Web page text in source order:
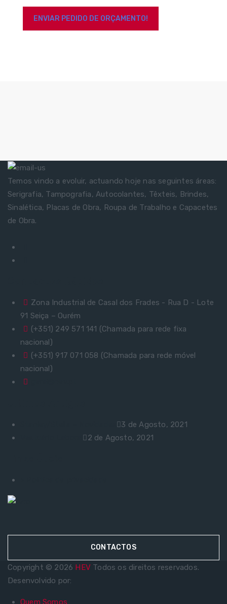
Temos vindo a evoluir, actuando hoje nas seguintes áreas:
Serigrafia, Tampografia, Autocolantes, Têxteis, Brindes,
Sinalética, Placas de Obra, Roupa de Trabalho e Capacetes
de Obra.
Zona Industrial de Casal dos Frades - Rua D - Lote
91 Seiça – Ourém
(+351) 249 571 141 (Chamada para rede fixa
nacional)
(+351) 917 071 058 (Chamada para rede móvel
nacional)
3 de Agosto, 2021
2 de Agosto, 2021
CONTACTOS
Copyright © 2026 HEV Todos os direitos reservados.
Desenvolvido por:
Quem Somos